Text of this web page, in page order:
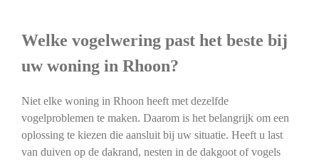
Welke vogelwering past het beste bij
uw woning in Rhoon?
Niet elke woning in Rhoon heeft met dezelfde
vogelproblemen te maken. Daarom is het belangrijk om een
oplossing te kiezen die aansluit bij uw situatie. Heeft u last
van duiven op de dakrand, nesten in de dakgoot of vogels